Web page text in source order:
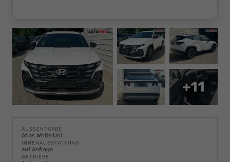
+11
AUSSENFARBE
Atlas White Uni
INNENAUSSTATTUNG
auf Anfrage
GETRIEBE